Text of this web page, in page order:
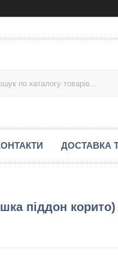
ДОСТАВКА
піддон